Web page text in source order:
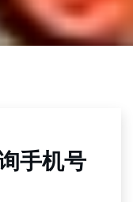
手机号